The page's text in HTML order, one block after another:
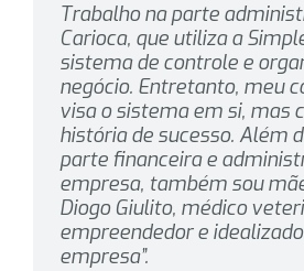
Trabalho na parte
Carioca, que utiliza a
sistema de controle e
negócio. Entretanto, meu
visa o sistema em si, mas
história de sucesso. Além
parte financeira e
empresa, também sou
Diogo Giulito, médico
empreendedor e
empresa”.